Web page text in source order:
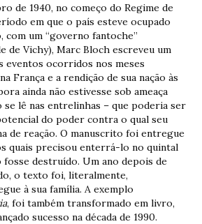
de 1940, no começo do Regime de
em que o país esteve ocupado
com um “governo fantoche”
de Vichy), Marc Bloch escreveu um
eventos ocorridos nos meses
França e a rendição de sua nação às
ainda não estivesse sob ameaça
se lê nas entrelinhas – que poderia ser
do poder contra o qual seu
de reação. O manuscrito foi entregue
quais precisou enterrá-lo no quintal
fosse destruído. Um ano depois de
o texto foi, literalmente,
à sua família. A exemplo
, foi também transformado em livro,
sucesso na década de 1990.